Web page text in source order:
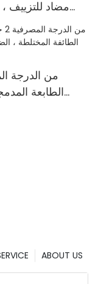
الطابعة
الأشعة
ABOUT US